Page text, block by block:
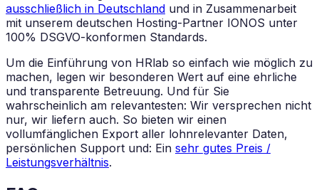
ausschließlich in Deutschland und in Zusammenarbeit
mit unserem deutschen Hosting-Partner IONOS unter
100% DSGVO-konformen Standards.
Um die Einführung von HRlab so einfach wie möglich zu
machen, legen wir besonderen Wert auf eine ehrliche
und transparente Betreuung. Und für Sie
wahrscheinlich am relevantesten: Wir versprechen nicht
nur, wir liefern auch. So bieten wir einen
vollumfänglichen Export aller lohnrelevanter Daten,
persönlichen Support und: Ein sehr gutes Preis /
Leistungsverhältnis.